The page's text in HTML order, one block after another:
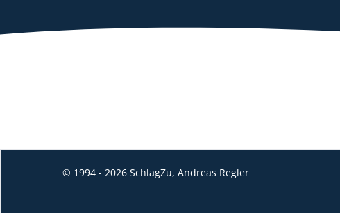
© 1994 - 2026 SchlagZu, Andreas Regler